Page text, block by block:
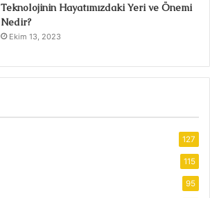
Teknolojinin Hayatımızdaki Yeri ve Önemi
Nedir?
Ekim 13, 2023
127
115
95